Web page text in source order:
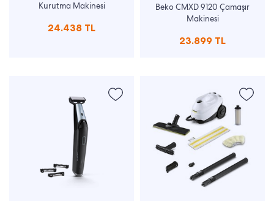
Kurutma Makinesi
24.438 TL
Beko CMXD 9120 Çamaşır
Makinesi
23.899 TL